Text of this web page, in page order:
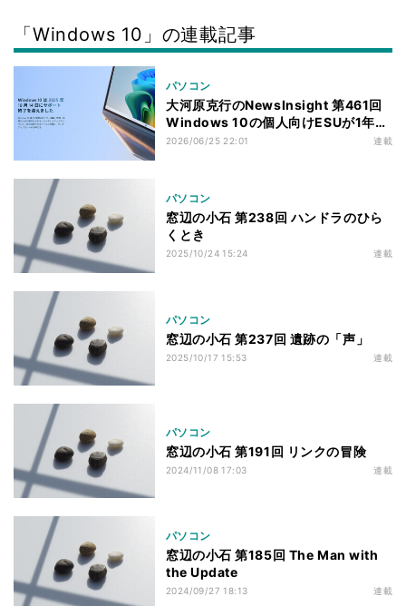
「Windows 10」の連載記事
パソコン
大河原克行のNewsInsight 第461回
Windows 10の個人向けESUが1年延
長、2027年10月12日まで - 背景に
2026/06/25 22:01 連載
パソコン
窓辺の小石 第238回 ハンドラのひら
くとき
2025/10/24 15:24 連載
パソコン
窓辺の小石 第237回 遺跡の「声」
2025/10/17 15:53 連載
パソコン
窓辺の小石 第191回 リンクの冒険
2024/11/08 17:03 連載
パソコン
窓辺の小石 第185回 The Man with
the Update
2024/09/27 18:13 連載